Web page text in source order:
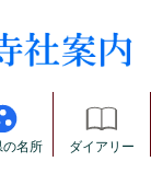
の名所 ダイアリー